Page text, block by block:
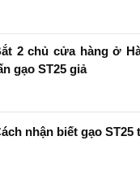
2 chủ cửa hàng ở
gạo ST25 giả
nhận biết gạo ST25